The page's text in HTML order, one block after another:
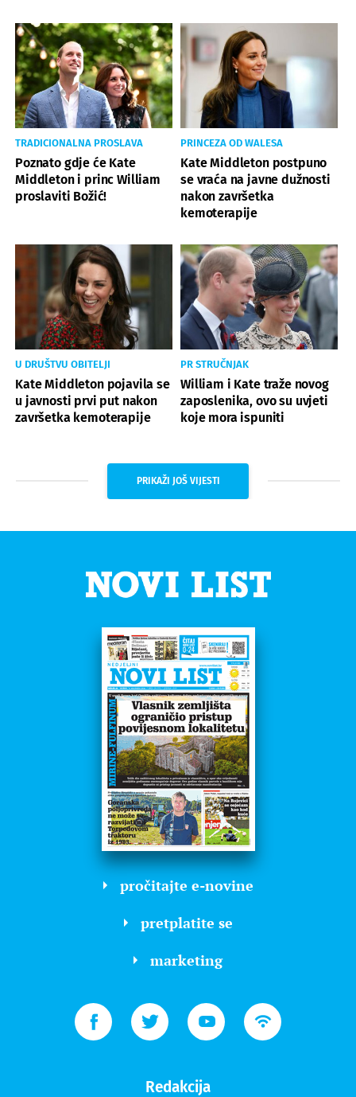
TRADICIONALNA PROSLAVA
Poznato gdje će Kate
Middleton i princ William
proslaviti Božić!
PRINCEZA OD WALESA
Kate Middleton postpuno
se vraća na javne dužnosti
nakon završetka
kemoterapije
U DRUŠTVU OBITELJI
Kate Middleton pojavila se
u javnosti prvi put nakon
završetka kemoterapije
PR STRUČNJAK
William i Kate traže novog
zaposlenika, ovo su uvjeti
koje mora ispuniti
PRIKAŽI JOŠ VIJESTI
pročitajte e-novine
pretplatite se
marketing
Redakcija